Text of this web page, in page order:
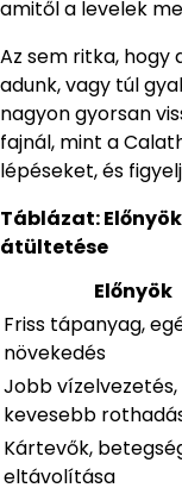
amitől a levelek
Az sem ritka,
adunk, vagy túl
nagyon gyorsan
fajnál, mint a
lépéseket, és
Táblázat:
átültetése
Előnyök
Friss tápanyag,
növekedés
Jobb vízelvezetés,
kevesebb
Kártevők,
eltávolítása